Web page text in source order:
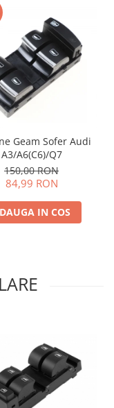
Geam Sofer Audi
A3/A6(C6)/Q7
150,00 RON
84,99 RON
IN COS